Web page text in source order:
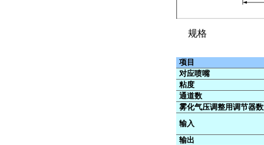
规格
项目
对应喷嘴
粘度
通道数
雾化气压调整用调节器
输入
输出